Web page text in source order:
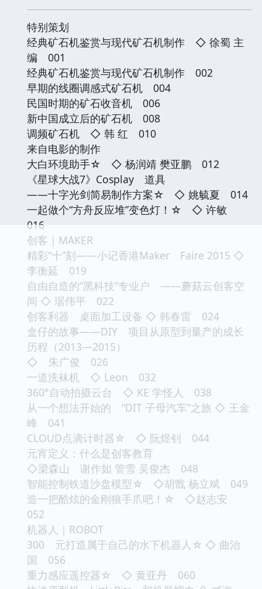
特别策划
经典矿石机鉴赏与现代矿石机制作 ◇ 徐蜀 主
编 001
经典矿石机鉴赏与现代矿石机制作 002
早期的线圈调感式矿石机 004
民国时期的矿石收音机 006
新中国成立后的矿石机 008
调频矿石机 ◇ 韩 红 010
来自电影的制作
大白环境助手☆ ◇ 杨润靖 樊亚鹏 012
《星球大战7》Cosplay 道具
——十字光剑简易制作方案☆ ◇ 姚毓夏 014
一起做个“方舟反应堆”变色灯！☆ ◇ 许敏
016
创客｜MAKER
精彩“十”刻——小记香港Maker Faire 2015 ◇
李衡延 019
自由自造的“黑科技”专业户 ——蘑菇云创客空
间 ◇ 琚伟平 022
创客利器 桌面加工设备 ◇ 韩春雷 024
盒仔的故事——DIY 项目从原型到量产的成长
历程（2013—2015）
◇ 朱广俊 026
一道洗袜机 ◇ Leon 032
360°自动拍摄云台 ◇ KE 学怪人 038
从一个想法开始的 “DIT 子母汽车”之旅 ◇ 王金
峰 041
CLOUD点滴计时器☆ ◇ 阮煜钊 044
元宵定义：什么是创客教育
◇梁森山 谢作如 管雪 吴俊杰 048
智能控制铁道沙盘模型☆ ◇胡戬 杨立斌 049
造一把酷炫的金刚狼手爪吧！☆ ◇赵志安
052
机器人｜ROBOT
300 元打造属于自己的水下机器人☆ ◇ 曲治
国 056
重力感应遥控器☆ ◇ 黄亚丹 060